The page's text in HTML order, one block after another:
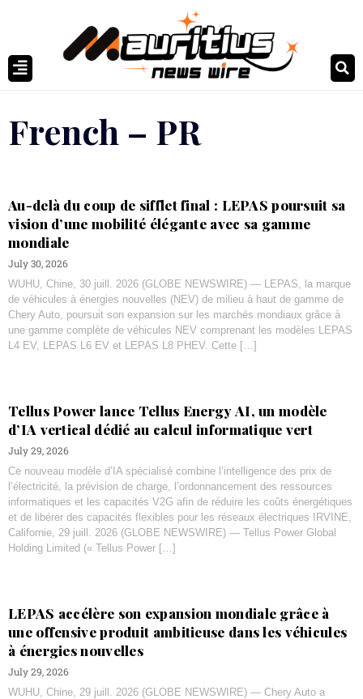
French – PR
Au-delà du coup de sifflet final : LEPAS poursuit sa
vision d’une mobilité élégante avec sa gamme
mondiale
July 30, 2026
WUHU, Chine, 30 juill. 2026 (GLOBE NEWSWIRE) — LEPAS, la marque
de véhicules à énergies nouvelles (NEV) de milieu à haut de gamme de
Chery Auto, poursuit son expansion sur les marchés mondiaux grâce à
une gamme complète de véhicules NEV comprenant les modèles LEPAS
L4 EV, LEPAS L6 EV et LEPAS L8 PHEV. Cette […]
Tellus Power lance Tellus Energy AI, un modèle
d’IA vertical dédié au calcul informatique vert
July 29, 2026
Ce nouveau modèle d’IA spécialisé combine l’intelligence des prix de
l’électricité, la prévision de charge, l’ordonnancement des ressources
informatiques et les capacités V2G afin de réduire les coûts énergétiques
et de libérer des capacités flexibles pour les réseaux électriques IRVINE,
Californie, 29 juill. 2026 (GLOBE NEWSWIRE) — Tellus Power Global
Holding Limited (« Tellus Power […]
LEPAS accélère son expansion mondiale grâce à
une offensive produit ambitieuse dans les véhicules
à énergies nouvelles
July 29, 2026
WUHU, Chine, 29 juill. 2026 (GLOBE NEWSWIRE) — Chery Auto a